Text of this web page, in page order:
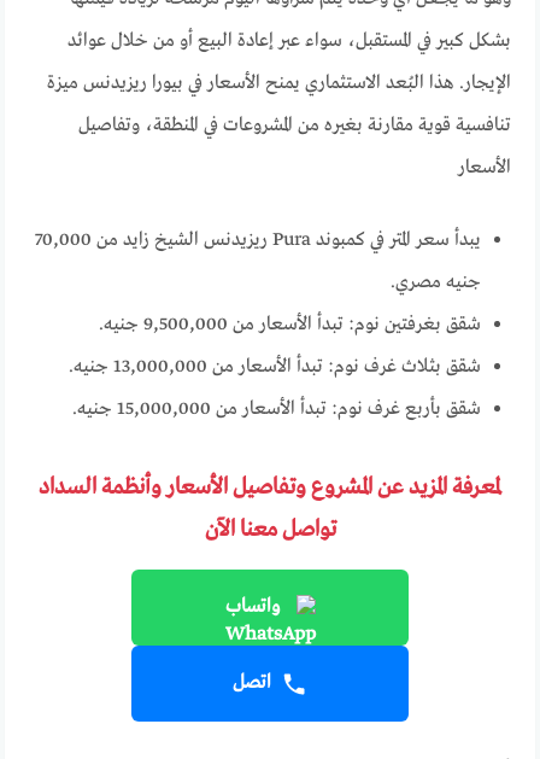
بشكل كبير في المستقبل، سواء عبر إعادة البيع أو من خلال عوائد
الإيجار. هذا البُعد الاستثماري يمنح الأسعار في بيورا ريزيدنس ميزة
تنافسية قوية مقارنة بغيره من المشروعات في المنطقة، وتفاصيل
الأسعار
يبدأ سعر المتر في كمبوند Pura ريزيدنس الشيخ زايد من 70,000
جنيه مصري.
شقق بغرفتين نوم: تبدأ الأسعار من 9,500,000 جنيه.
شقق بثلاث غرف نوم: تبدأ الأسعار من 13,000,000 جنيه.
شقق بأربع غرف نوم: تبدأ الأسعار من 15,000,000 جنيه.
لمعرفة المزيد عن المشروع وتفاصيل الأسعار وأنظمة السداد
تواصل معنا الآن
واتساب
اتصل